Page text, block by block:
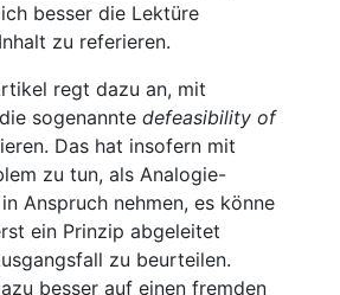
besser die Lektüre
zu referieren.
regt dazu an, mit
sogenannte defeasibility of
Das hat insofern mit
zu tun, als Analogie-
Anspruch nehmen, es könne
ein Prinzip abgeleitet
zu beurteilen.
besser auf einen fremden